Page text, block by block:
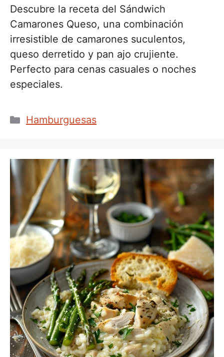
Descubre la receta del Sándwich
Camarones Queso, una combinación
irresistible de camarones suculentos,
queso derretido y pan ajo crujiente.
Perfecto para cenas casuales o noches
especiales.
Categorías
Hamburguesas